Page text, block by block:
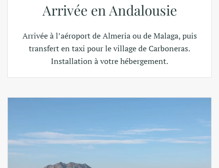
Arrivée en Andalousie
Arrivée à l’aéroport de Almeria ou de Malaga, puis
transfert en taxi pour le village de Carboneras.
Installation à votre hébergement.